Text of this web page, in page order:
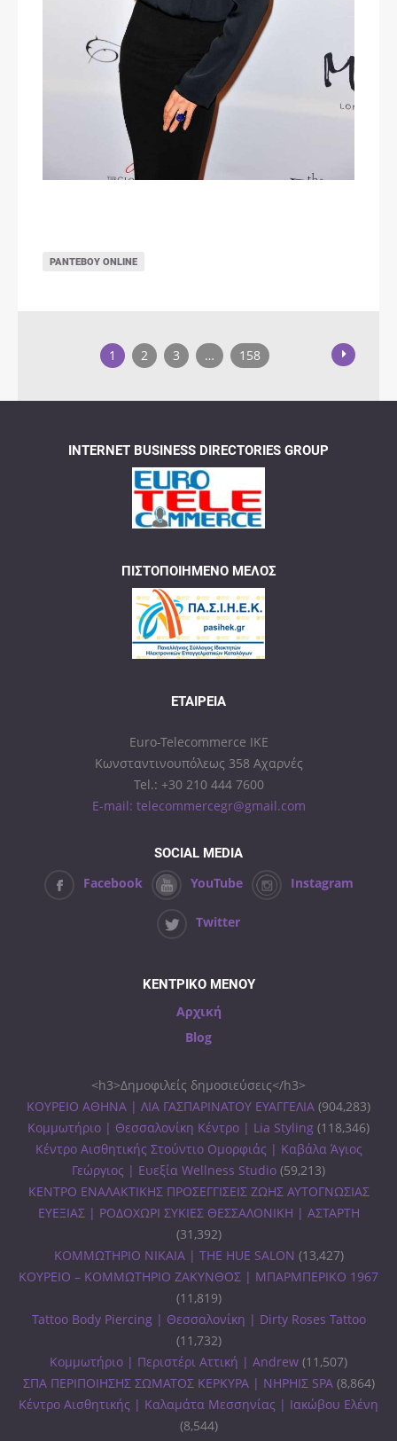
ΡΑΝΤΕΒΟΎ ONLINE
1 2 3 … 158
INTERNET BUSINESS DIRECTORIES GROUP
ΠΙΣΤΟΠΟΙΗΜΈΝΟ ΜΈΛΟΣ
ΕΤΑΙΡΕΊΑ
Euro-Telecommerce IKE
Κωνσταντινουπόλεως 358 Αχαρνές
Tel.: +30 210 444 7600
E-mail: telecommercegr@gmail.com
SOCIAL MEDIA
Facebook YouTube Instagram
Twitter
ΚΕΝΤΡΙΚΟ ΜΕΝΟΥ
Αρχική
Blog
<h3>Δημοφιλείς δημοσιεύσεις</h3>
ΚΟΥΡΕΙΟ ΑΘΗΝΑ | ΛΙΑ ΓΑΣΠΑΡΙΝΑΤΟΥ ΕΥΑΓΓΕΛΙΑ (904,283)
Κομμωτήριο | Θεσσαλονίκη Κέντρο | Lia Styling (118,346)
Κέντρο Αισθητικής Στούντιο Ομορφιάς | Καβάλα Άγιος
Γεώργιος | Ευεξία Wellness Studio (59,213)
ΚΕΝΤΡΟ ΕΝΑΛΑΚΤΙΚΗΣ ΠΡΟΣΕΓΓΙΣΕΙΣ ΖΩΗΣ ΑΥΤΟΓΝΩΣΙΑΣ
ΕΥΕΞΙΑΣ | ΡΟΔΟΧΩΡΙ ΣΥΚΙΕΣ ΘΕΣΣΑΛΟΝΙΚΗ | ΑΣΤΑΡΤΗ
(31,392)
ΚΟΜΜΩΤΗΡΙΟ ΝΙΚΑΙΑ | THE HUE SALON (13,427)
ΚΟΥΡΕΙΟ – ΚΟΜΜΩΤΗΡΙΟ ΖΑΚΥΝΘΟΣ | ΜΠΑΡΜΠΕΡΙΚΟ 1967
(11,819)
Tattoo Body Piercing | Θεσσαλονίκη | Dirty Roses Tattoo
(11,732)
Κομμωτήριο | Περιστέρι Αττική | Andrew (11,507)
ΣΠΑ ΠΕΡΙΠΟΙΗΣΗΣ ΣΩΜΑΤΟΣ ΚΕΡΚΥΡΑ | ΝΗΡΗΙΣ SPA (8,864)
Κέντρο Αισθητικής | Καλαμάτα Μεσσηνίας | Ιακώβου Ελένη
(8,544)